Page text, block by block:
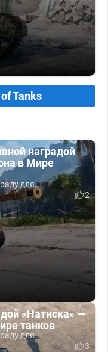
Tanks
наградой
в Мире
для...
2
«Натиска» —
танков
для...
3